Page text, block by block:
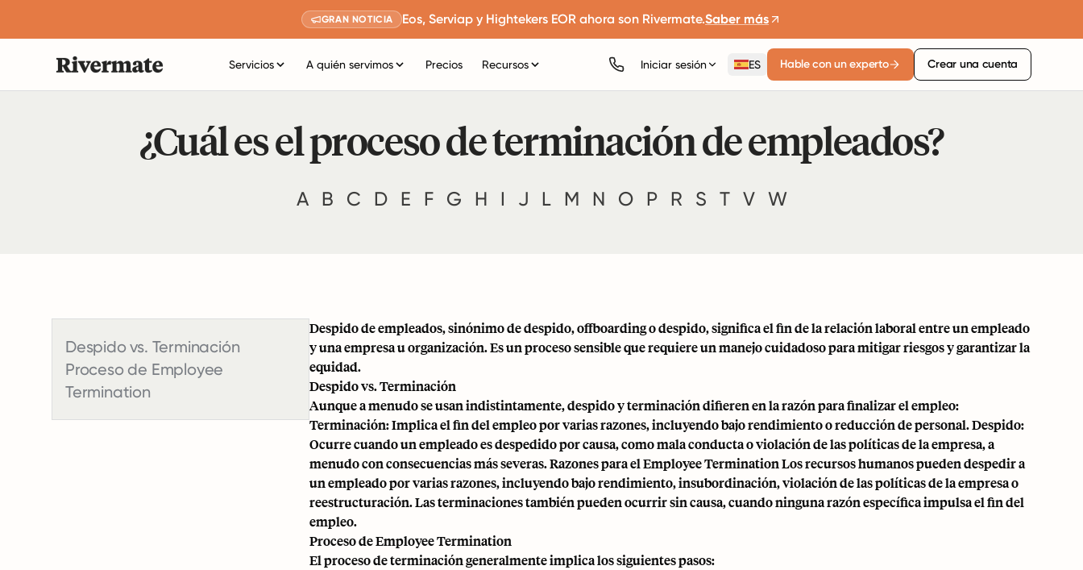
GRAN NOTICIA Eos, Serviap y Hightekers EOR ahora son Rivermate.Saber más
Servicios A quién servimos Precios Recursos Iniciar sesión ES Hable con un experto Crear una cuenta
¿Cuál es el proceso de terminación de empleados?
A B C D E F G H I J L M N O P R S T V W
Despido vs. Terminación
Proceso de Employee
Termination
Despido de empleados, sinónimo de despido, offboarding o despido, significa el fin de la relación laboral entre un empleado
y una empresa u organización. Es un proceso sensible que requiere un manejo cuidadoso para mitigar riesgos y garantizar la
equidad.
Despido vs. Terminación
Aunque a menudo se usan indistintamente, despido y terminación difieren en la razón para finalizar el empleo:
Terminación: Implica el fin del empleo por varias razones, incluyendo bajo rendimiento o reducción de personal. Despido:
Ocurre cuando un empleado es despedido por causa, como mala conducta o violación de las políticas de la empresa, a
menudo con consecuencias más severas. Razones para el Employee Termination Los recursos humanos pueden despedir a
un empleado por varias razones, incluyendo bajo rendimiento, insubordinación, violación de las políticas de la empresa o
reestructuración. Las terminaciones también pueden ocurrir sin causa, cuando ninguna razón específica impulsa el fin del
empleo.
Proceso de Employee Termination
El proceso de terminación generalmente implica los siguientes pasos: